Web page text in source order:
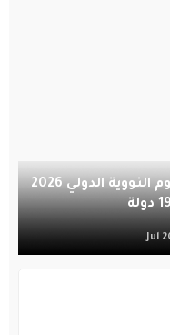
المملكة تستضيف أولمبياد العلوم النووية الدولي 2026